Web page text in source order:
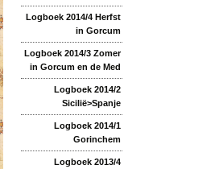
Logboek 2014/4 Herfst
in Gorcum
Logboek 2014/3 Zomer
in Gorcum en de Med
Logboek 2014/2
Sicilië>Spanje
Logboek 2014/1
Gorinchem
Logboek 2013/4